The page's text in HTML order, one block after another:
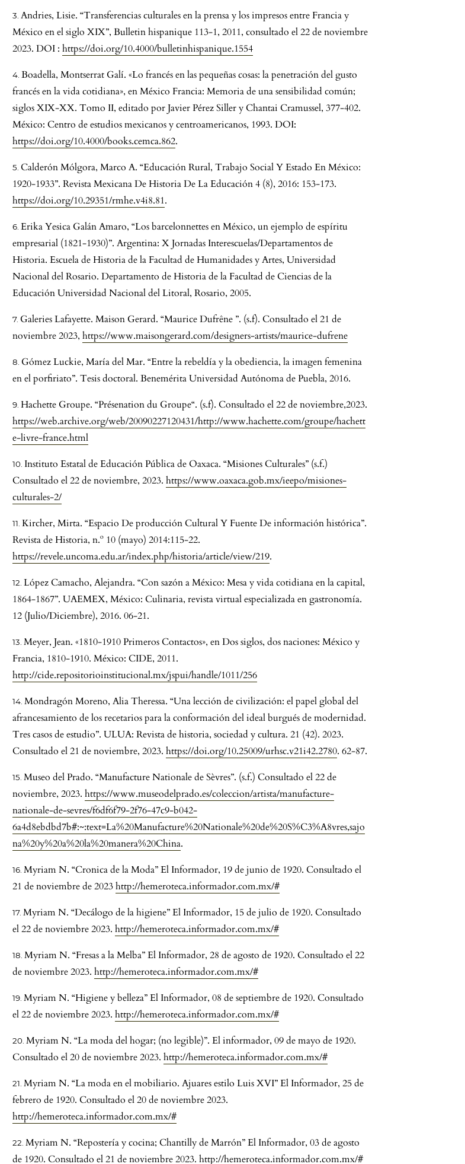
Andries, Lisie. “Transferencias culturales en la prensa y los impresos entre Francia y
México en el siglo XIX”, Bulletin hispanique 113-1, 2011, consultado el 22 de noviembre
2023. DOI : https://doi.org/10.4000/bulletinhispanique.1554
Boadella, Montserrat Galí. «Lo francés en las pequeñas cosas: la penetración del gusto
francés en la vida cotidiana», en México Francia: Memoria de una sensibilidad común;
siglos XIX-XX. Tomo II, editado por Javier Pérez Siller y Chantai Cramussel, 377-402.
México: Centro de estudios mexicanos y centroamericanos, 1993. DOI:
https://doi.org/10.4000/books.cemca.862.
Calderón Mólgora, Marco A. “Educación Rural, Trabajo Social Y Estado En México:
1920-1933”. Revista Mexicana De Historia De La Educación 4 (8), 2016: 153-173.
https://doi.org/10.29351/rmhe.v4i8.81.
Erika Yesica Galán Amaro, “Los barcelonnettes en México, un ejemplo de espíritu
empresarial (1821-1930)”. Argentina: X Jornadas Interescuelas/Departamentos de
Historia. Escuela de Historia de la Facultad de Humanidades y Artes, Universidad
Nacional del Rosario. Departamento de Historia de la Facultad de Ciencias de la
Educación Universidad Nacional del Litoral, Rosario, 2005.
Galeries Lafayette. Maison Gerard. “Maurice Dufrêne ”. (s.f). Consultado el 21 de
noviembre 2023, https://www.maisongerard.com/designers-artists/maurice-dufrene
Gómez Luckie, María del Mar. “Entre la rebeldía y la obediencia, la imagen femenina
en el porfiriato”. Tesis doctoral. Benemérita Universidad Autónoma de Puebla, 2016.
Hachette Groupe. “Présenation du Groupe“. (s.f). Consultado el 22 de noviembre,2023.
https://web.archive.org/web/20090227120431/http://www.hachette.com/groupe/hachett
e-livre-france.html
Instituto Estatal de Educación Pública de Oaxaca. “Misiones Culturales” (s.f.)
Consultado el 22 de noviembre, 2023. https://www.oaxaca.gob.mx/ieepo/misiones-
culturales-2/
Kircher, Mirta. “Espacio De producción Cultural Y Fuente De información histórica”.
Revista de Historia, n.º 10 (mayo) 2014:115-22.
https://revele.uncoma.edu.ar/index.php/historia/article/view/219.
López Camacho, Alejandra. “Con sazón a México: Mesa y vida cotidiana en la capital,
1864-1867”. UAEMEX, México: Culinaria, revista virtual especializada en gastronomía.
12 (Julio/Diciembre), 2016. 06-21.
Meyer, Jean. «1810-1910 Primeros Contactos», en Dos siglos, dos naciones: México y
Francia, 1810-1910. México: CIDE, 2011.
http://cide.repositorioinstitucional.mx/jspui/handle/1011/256
Mondragón Moreno, Alia Theressa. “Una lección de civilización: el papel global del
afrancesamiento de los recetarios para la conformación del ideal burgués de modernidad.
Tres casos de estudio”. ULUA: Revista de historia, sociedad y cultura. 21 (42). 2023.
Consultado el 21 de noviembre, 2023. https://doi.org/10.25009/urhsc.v21i42.2780. 62-87.
Museo del Prado. “Manufacture Nationale de Sèvres”. (s.f.) Consultado el 22 de
noviembre, 2023. https://www.museodelprado.es/coleccion/artista/manufacture-
nationale-de-sevres/f6df6f79-2f76-47c9-b042-
6a4d8ebdbd7b#:~:text=La%20Manufacture%20Nationale%20de%20S%C3%A8vres,sajo
na%20y%20a%20la%20manera%20China.
Myriam N. “Cronica de la Moda” El Informador, 19 de junio de 1920. Consultado el
21 de noviembre de 2023http://hemeroteca.informador.com.mx/#
Myriam N. “Decálogo de la higiene” El Informador, 15 de julio de 1920. Consultado
el 22 de noviembre 2023. http://hemeroteca.informador.com.mx/#
Myriam N. “Fresas a la Melba” El Informador, 28 de agosto de 1920. Consultado el 22
de noviembre 2023. http://hemeroteca.informador.com.mx/#
Myriam N. “Higiene y belleza” El Informador, 08 de septiembre de 1920. Consultado
el 22 de noviembre 2023. http://hemeroteca.informador.com.mx/#
Myriam N. “La moda del hogar; (no legible)”. El informador, 09 de mayo de 1920.
Consultado el 20 de noviembre 2023. http://hemeroteca.informador.com.mx/#
Myriam N. “La moda en el mobiliario. Ajuares estilo Luis XVI” El Informador, 25 de
febrero de 1920. Consultado el 20 de noviembre 2023.
http://hemeroteca.informador.com.mx/#
Myriam N. “Repostería y cocina; Chantilly de Marrón” El Informador, 03 de agosto
de 1920. Consultado el 21 de noviembre 2023. http://hemeroteca.informador.com.mx/#